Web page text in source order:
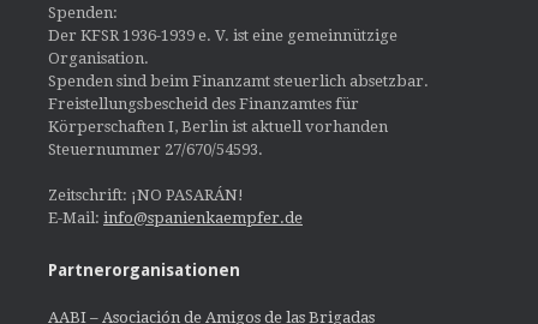
Spenden:
Der KFSR 1936-1939 e. V. ist eine gemeinnützige
Organisation.
Spenden sind beim Finanzamt steuerlich absetzbar.
Freistellungsbescheid des Finanzamtes für
Körperschaften I, Berlin ist aktuell vorhanden
Steuernummer 27/670/54593.
Zeitschrift: ¡NO PASARÁN!
E-Mail: info@spanienkaempfer.de
Partnerorganisationen
AABI – Asociación de Amigos de las Brigadas